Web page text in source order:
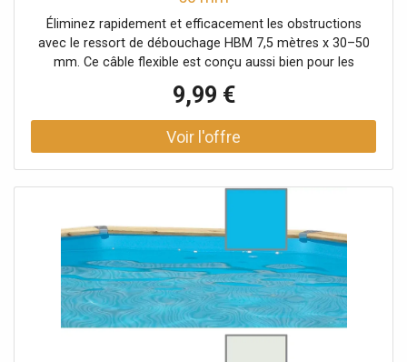
Éliminez rapidement et efficacement les obstructions
avec le ressort de débouchage HBM 7,5 mètres x 30–50
mm. Ce câble flexible est conçu aussi bien pour les
solution pratique contre les bouchons tenaces dans les
canalisations, les éviers, les douches et les tuyaux. Le
ressort est équipé d'une tête de curage en T, spécialement
conçue pour être utilisée avec une perceuse (sans fil).
graisses, les cheveux et autres dépôts. Idéal pour nettoyer
9,99 €